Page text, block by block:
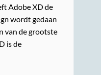
Adobe XD de
wordt gedaan
van de grootste
is de